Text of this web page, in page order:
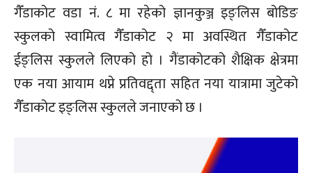
गैँडाकोट वडा नं. ८ मा रहेको ज्ञानकुञ्ज इङ्लिस बोडिङ
स्कुलको स्वामित्व गैँडाकोट २ मा अवस्थित गैँडाकोट
ईङ्लिस स्कुलले लिएको हो । गैंडाकोटको शैक्षिक क्षेत्रमा
एक नया आयाम थप्ने प्रतिवद्द्ता सहित नया यात्रामा जुटेको
गैँडाकोट इङ्लिस स्कुलले जनाएको छ ।